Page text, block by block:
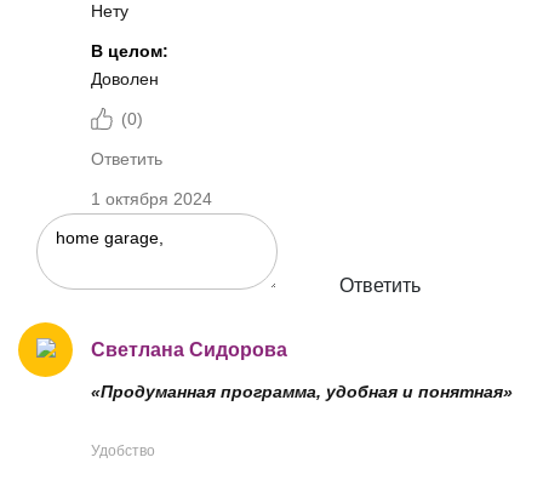
Нету
В целом:
Доволен
(0)
Ответить
1 октября 2024
Ответить
Светлана Сидорова
«Продуманная программа, удобная и понятная»
Удобство